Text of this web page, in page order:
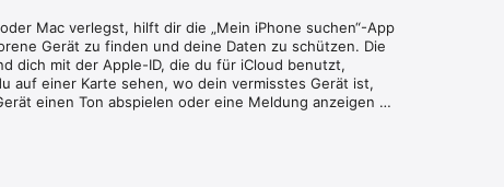
Mac verlegst, hilft dir die „Mein iPhone suchen“-App
Gerät zu finden und deine Daten zu schützen. Die
dich mit der Apple-ID, die du für iCloud benutzt,
auf einer Karte sehen, wo dein vermisstes Gerät ist,
einen Ton abspielen oder eine Meldung anzeigen
und kann eine selbsterstellte Nachricht samt